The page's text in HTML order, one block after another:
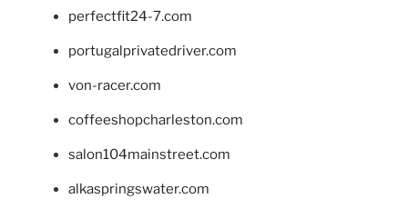
perfectfit24-7.com
portugalprivatedriver.com
von-racer.com
coffeeshopcharleston.com
salon104mainstreet.com
alkaspringswater.com